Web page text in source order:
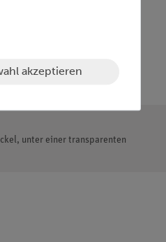
unter einer transparenten
akzeptieren